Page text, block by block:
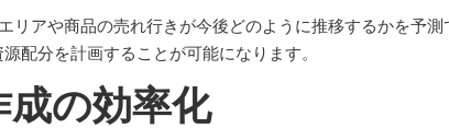
リアや商品の売れ行きが今後どのように推移するかを予測
配分を計画することが可能になります。
成の効率化